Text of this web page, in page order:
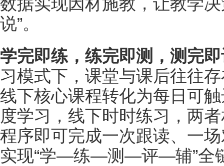
数据实现因材施教，让教学决
说”。
学完即练，练完即测，测完
习模式下，课堂与课后往往
线下核心课程转化为每日可
度学习，线下时时练习，两
程序即可完成一次跟读、一
实现“学—练—测—评—辅”全